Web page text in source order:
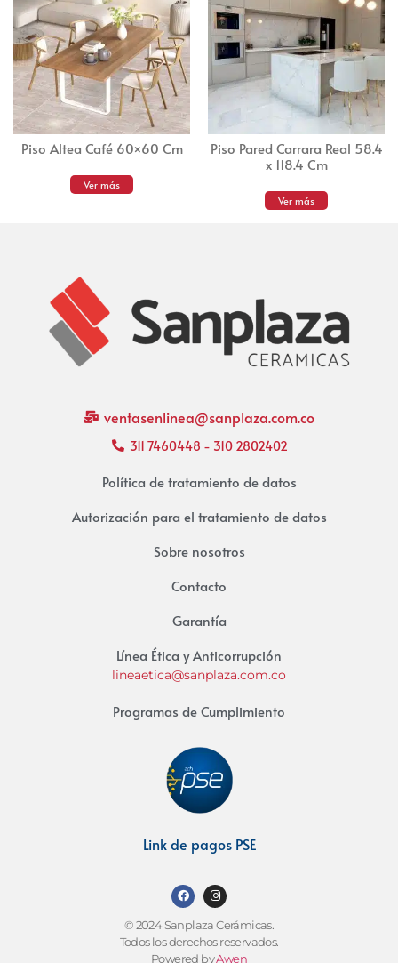
Piso Altea Café 60×60 Cm
Ver más
Piso Pared Carrara Real 58.4
x 118.4 Cm
Ver más
ventasenlinea@sanplaza.com.co
311 7460448 - 310 2802402
Política de tratamiento de datos
Autorización para el tratamiento de datos
Sobre nosotros
Contacto
Garantía
Línea Ética y Anticorrupción
lineaetica@sanplaza.com.co
Programas de Cumplimiento
Link de pagos PSE
© 2024 Sanplaza Cerámicas.
Todos los derechos reservados.
Powered byAwen